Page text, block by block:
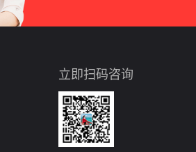
立即扫码咨询